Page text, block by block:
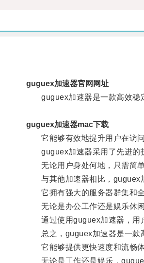
guguex加速器官网网址
guguex加速器是一款高效稳
guguex加速器mac下载
它能够有效地提升用户在访问
guguex加速器采用了先进的技
无论用户身处何地，只需简单
与其他加速器相比，guguex
它拥有强大的服务器群集和全
无论是办公工作还是娱乐休闲
通过使用guguex加速器，用户
总之，guguex加速器是一款高
它能够提供更快速度和流畅体
无论是工作还是娱乐，guguex